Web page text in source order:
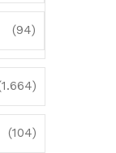
(94)
(1.664)
(104)